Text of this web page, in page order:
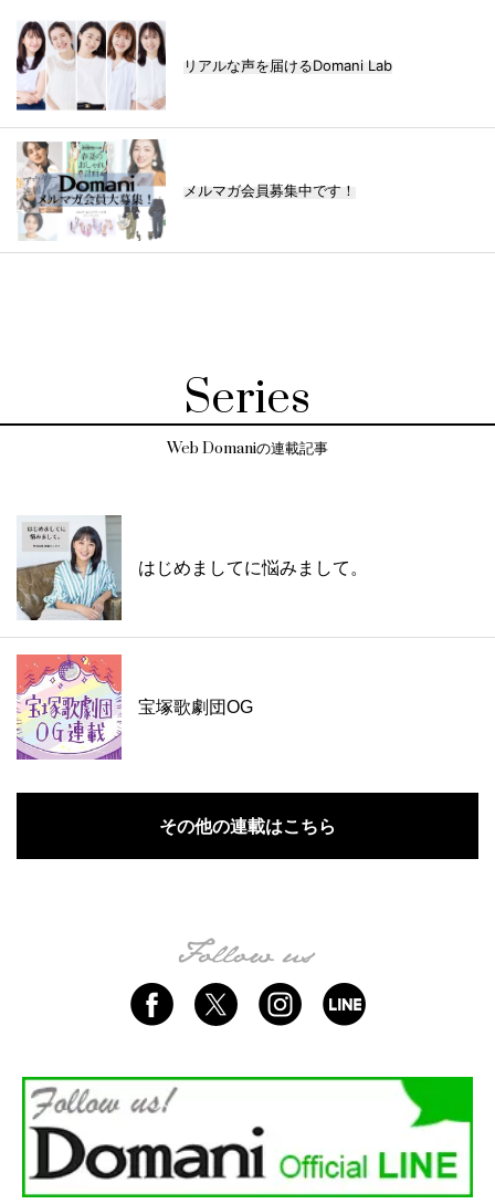
リアルな声を届けるDomani Lab
メルマガ会員募集中です！
Series
Web Domaniの連載記事
はじめましてに悩みまして。
宝塚歌劇団OG
その他の連載はこちら